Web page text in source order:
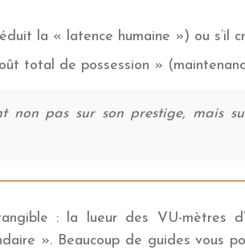
la « latence humaine ») ou
total de possession »
non pas sur son prestige, mais
: la lueur des VU-mètres
». Beaucoup de guides vous